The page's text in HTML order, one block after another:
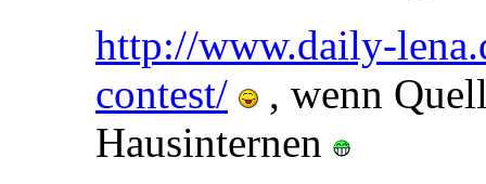
http://www.daily-
contest/
, wenn
Hausinternen